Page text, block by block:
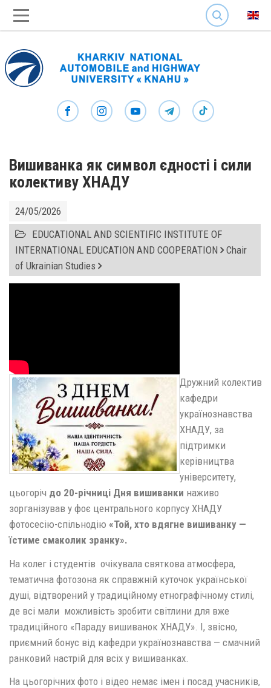
SEARCH
Вишиванка як символ єдності і сили
колективу ХНАДУ
24/05/2026
EDUCATIONAL AND SCIENTIFIC INSTITUTE OF
INTERNATIONAL EDUCATION AND COOPERATION Chair
of Ukrainian Studies
Дружний колектив
кафедри
українознавства
ХНАДУ, за
підтримки
керівництва
університету,
цьогоріч до 20-річниці Дня вишиванки наживо
зорганізував у фоє центрального корпусу ХНАДУ
фотосесію-спільнодію «Той, хто вдягне вишиванку —
їстиме смаколик зранку».
На колег і студентів очікувала святкова атмосфера,
тематична фотозона як справжній куточок української
душі, відтворений у традиційному етнографічному стилі,
де всі мали можливість зробити світлини для вже
традиційного «Параду вишиванок ХНАДУ». І, звісно,
приємний бонус від кафедри українознавства — смачний
ранковий настрій для всіх у вишиванках.
На цьогорічних фото і відео немає імен і посад учасників,